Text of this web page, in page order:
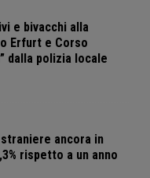
e bivacchi alla
Erfurt e Corso
dalla polizia locale
ancora in
rispetto a un anno